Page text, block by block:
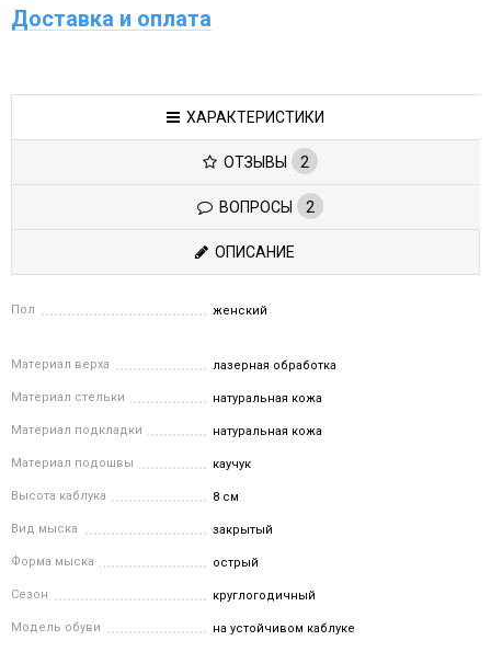
Доставка и оплата
ХАРАКТЕРИСТИКИ
ОТЗЫВЫ 2
ВОПРОСЫ 2
ОПИСАНИЕ
Пол женский
Материал верха лазерная обработка
Материал стельки натуральная кожа
Материал подкладки натуральная кожа
Материал подошвы каучук
Высота каблука 8 см
Вид мыска закрытый
Форма мыска острый
Сезон круглогодичный
Модель обуви на устойчивом каблуке